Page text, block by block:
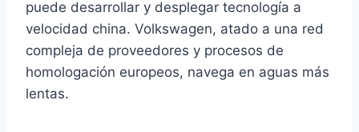
puede desarrollar y desplegar tecnología a
velocidad china. Volkswagen, atado a una red
compleja de proveedores y procesos de
homologación europeos, navega en aguas más
lentas.